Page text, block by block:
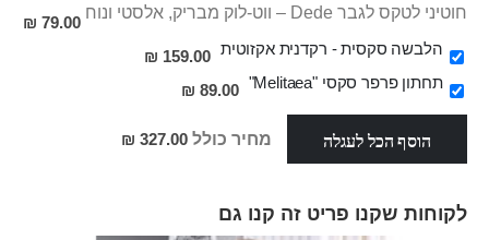
חוטיני לטקס לגבר Dede – ווט-לוק מבריק, אלסטי ונוח
79.00 ₪
הלבשה סקסית - רקדנית אקזוטית 159.00 ₪
תחתון פרפר סקסי "Melitaea"
89.00 ₪
הוסף הכל לעגלה מחיר כולל 327.00 ₪
לקוחות שקנו פריט זה קנו גם